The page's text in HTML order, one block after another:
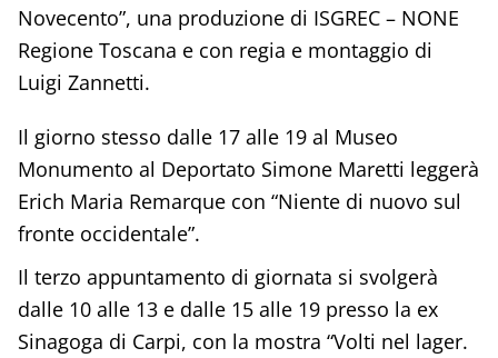
Novecento”, una produzione di ISGREC – NONE
Regione Toscana e con regia e montaggio di
Luigi Zannetti.
Il giorno stesso dalle 17 alle 19 al Museo
Monumento al Deportato Simone Maretti leggerà
Erich Maria Remarque con “Niente di nuovo sul
fronte occidentale”.
Il terzo appuntamento di giornata si svolgerà
dalle 10 alle 13 e dalle 15 alle 19 presso la ex
Sinagoga di Carpi, con la mostra “Volti nel lager.